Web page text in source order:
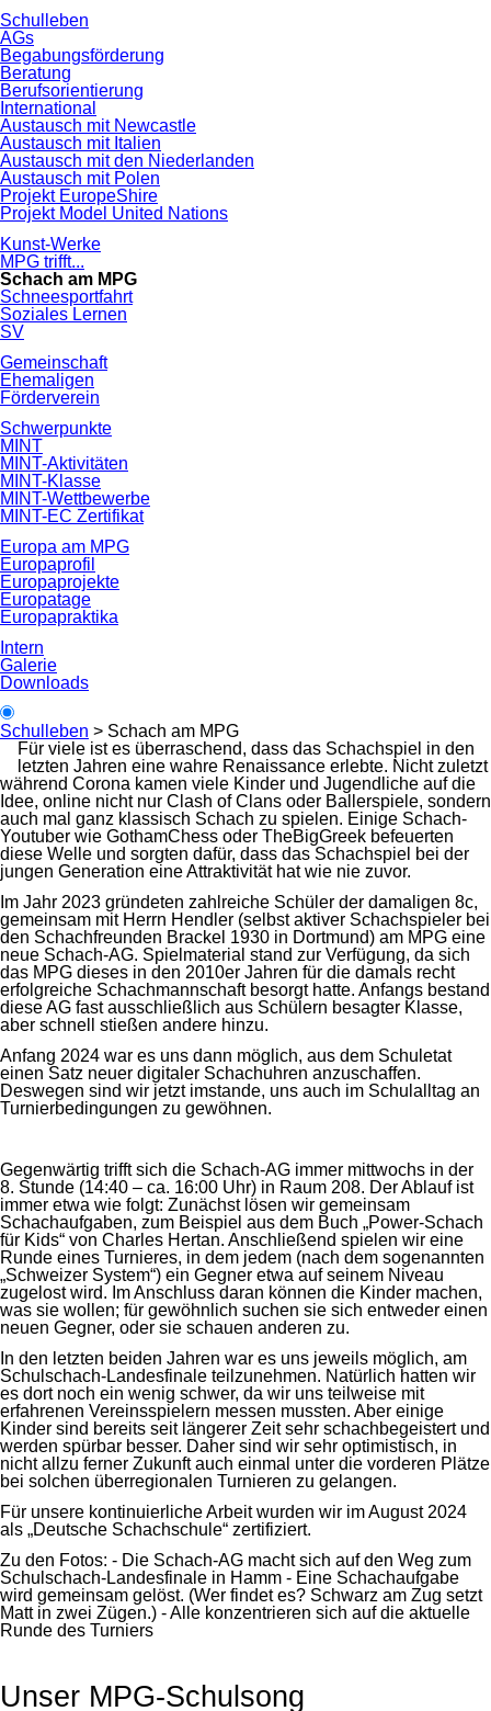
Schulleben
AGs
Begabungsförderung
Beratung
Berufsorientierung
International
Austausch mit Newcastle
Austausch mit Italien
Austausch mit den Niederlanden
Austausch mit Polen
Projekt EuropeShire
Projekt Model United Nations
Kunst-Werke
MPG trifft...
Schach am MPG
Schneesportfahrt
Soziales Lernen
SV
Gemeinschaft
Ehemaligen
Förderverein
Schwerpunkte
MINT
MINT-Aktivitäten
MINT-Klasse
MINT-Wettbewerbe
MINT-EC Zertifikat
Europa am MPG
Europaprofil
Europaprojekte
Europatage
Europapraktika
Intern
Galerie
Downloads
Schulleben > Schach am MPG
Für viele ist es überraschend, dass das Schachspiel in den
letzten Jahren eine wahre Renaissance erlebte. Nicht zuletzt
während Corona kamen viele Kinder und Jugendliche auf die
Idee, online nicht nur Clash of Clans oder Ballerspiele, sondern
auch mal ganz klassisch Schach zu spielen. Einige Schach-
Youtuber wie GothamChess oder TheBigGreek befeuerten
diese Welle und sorgten dafür, dass das Schachspiel bei der
jungen Generation eine Attraktivität hat wie nie zuvor.
Im Jahr 2023 gründeten zahlreiche Schüler der damaligen 8c,
gemeinsam mit Herrn Hendler (selbst aktiver Schachspieler bei
den Schachfreunden Brackel 1930 in Dortmund) am MPG eine
neue Schach-AG. Spielmaterial stand zur Verfügung, da sich
das MPG dieses in den 2010er Jahren für die damals recht
erfolgreiche Schachmannschaft besorgt hatte. Anfangs bestand
diese AG fast ausschließlich aus Schülern besagter Klasse,
aber schnell stießen andere hinzu.
Anfang 2024 war es uns dann möglich, aus dem Schuletat
einen Satz neuer digitaler Schachuhren anzuschaffen.
Deswegen sind wir jetzt imstande, uns auch im Schulalltag an
Turnierbedingungen zu gewöhnen.
Gegenwärtig trifft sich die Schach-AG immer mittwochs in der
8. Stunde (14:40 – ca. 16:00 Uhr) in Raum 208. Der Ablauf ist
immer etwa wie folgt: Zunächst lösen wir gemeinsam
Schachaufgaben, zum Beispiel aus dem Buch „Power-Schach
für Kids“ von Charles Hertan. Anschließend spielen wir eine
Runde eines Turnieres, in dem jedem (nach dem sogenannten
„Schweizer System“) ein Gegner etwa auf seinem Niveau
zugelost wird. Im Anschluss daran können die Kinder machen,
was sie wollen; für gewöhnlich suchen sie sich entweder einen
neuen Gegner, oder sie schauen anderen zu.
In den letzten beiden Jahren war es uns jeweils möglich, am
Schulschach-Landesfinale teilzunehmen. Natürlich hatten wir
es dort noch ein wenig schwer, da wir uns teilweise mit
erfahrenen Vereinsspielern messen mussten. Aber einige
Kinder sind bereits seit längerer Zeit sehr schachbegeistert und
werden spürbar besser. Daher sind wir sehr optimistisch, in
nicht allzu ferner Zukunft auch einmal unter die vorderen Plätze
bei solchen überregionalen Turnieren zu gelangen.
Für unsere kontinuierliche Arbeit wurden wir im August 2024
als „Deutsche Schachschule“ zertifiziert.
Zu den Fotos: - Die Schach-AG macht sich auf den Weg zum
Schulschach-Landesfinale in Hamm - Eine Schachaufgabe
wird gemeinsam gelöst. (Wer findet es? Schwarz am Zug setzt
Matt in zwei Zügen.) - Alle konzentrieren sich auf die aktuelle
Runde des Turniers
Unser MPG-Schulsong